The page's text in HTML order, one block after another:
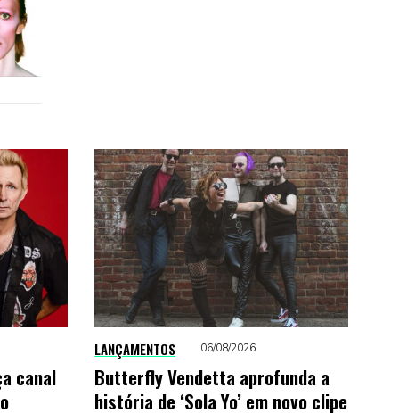
canal
LANÇAMENTOS 06/08/2026
Butterfly Vendetta aprofunda a
história de ‘Sola Yo’ em novo clipe